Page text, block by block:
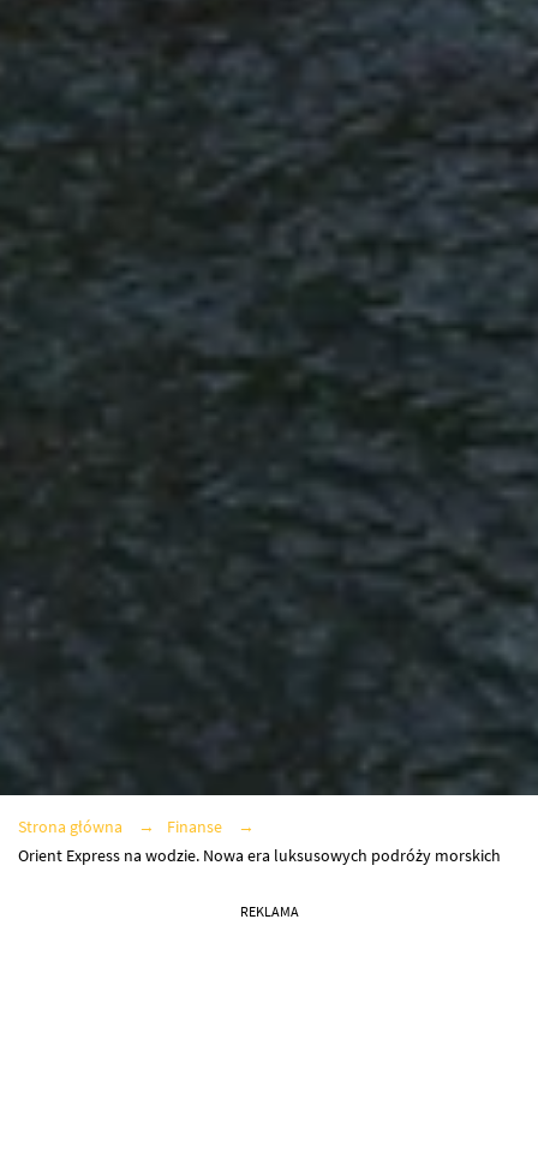
Strona główna
Finanse
Orient Express na wodzie. Nowa era luksusowych podróży morskich
REKLAMA